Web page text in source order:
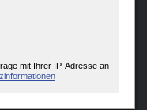
mit Ihrer IP-Adresse an